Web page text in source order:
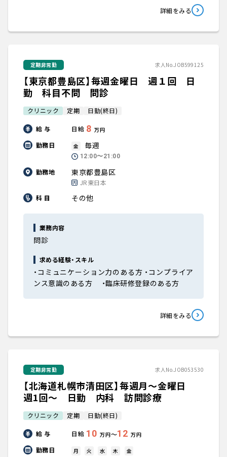
詳細をみる
定期非常勤 求人No.JOB599125
【東京都豊島区】毎週金曜日 週１回 日
勤 科目不問 問診
クリニック 定期 日勤(終日)
給 与 日給 8 万円
勤務日 金 毎週
12:00〜21:00
勤務地 東京都豊島区
JR東日本
科 目
その他
業務内容
問診
求める経験・スキル
・コミュニケーション力のある方 ・コンプライア
ンス意識のある方 ・臨床研修登録のある方
詳細をみる
定期非常勤 求人No.JOB053530
【北海道札幌市清田区】毎週月～金曜日
週1回～ 日勤 内科 訪問診療
クリニック 定期 日勤(終日)
給 与 日給 10 万円〜12 万円
勤務日 月 火 水 木 金